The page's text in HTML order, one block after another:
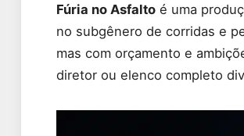
Fúria no Asfalto é uma
no subgênero de corridas e
mas com orçamento e
diretor ou elenco completo